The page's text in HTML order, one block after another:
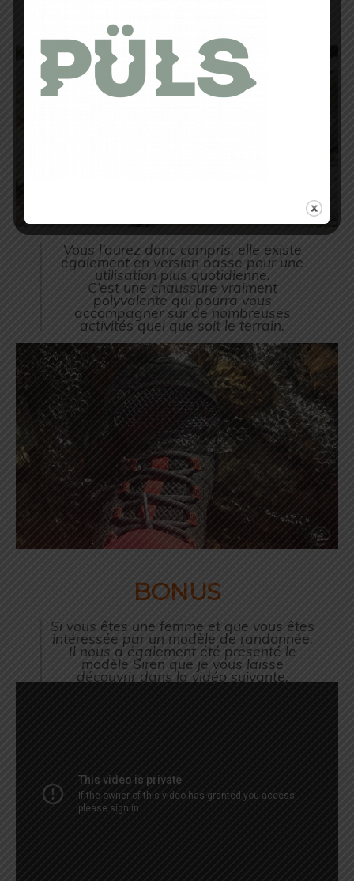
de la cheville notamment sur les dévers.
Vous l’aurez donc compris, elle existe
également en version basse pour une
utilisation plus quotidienne.
C’est une chaussure vraiment
polyvalente qui pourra vous
accompagner sur de nombreuses
activités quel que soit le terrain.
BONUS
Si vous êtes une femme et que vous êtes
intéressée par un modèle de randonnée.
Il nous a également été présenté le
modèle Siren que je vous laisse
découvrir dans la vidéo suivante.